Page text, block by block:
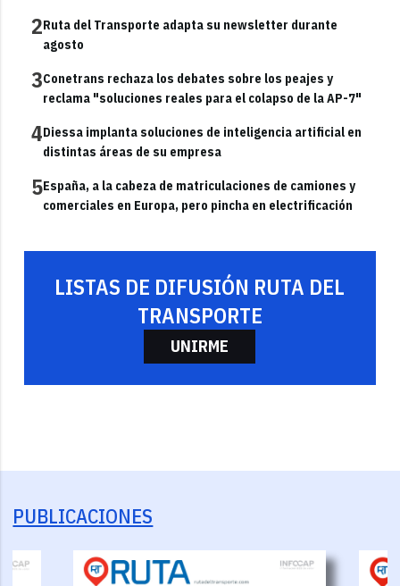
2Ruta del Transporte adapta su newsletter durante
agosto
3Conetrans rechaza los debates sobre los peajes y
reclama "soluciones reales para el colapso de la AP-7"
4Diessa implanta soluciones de inteligencia artificial en
distintas áreas de su empresa
5España, a la cabeza de matriculaciones de camiones y
comerciales en Europa, pero pincha en electrificación
LISTAS DE DIFUSIÓN RUTA DEL
TRANSPORTE
UNIRME
PUBLICACIONES